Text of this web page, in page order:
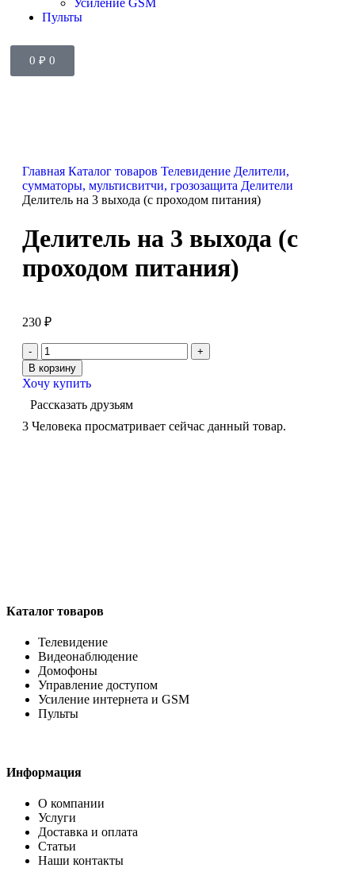
Усиление GSM
Пульты
0 ₽ 0
Главная Каталог товаров Телевидение Делители,
сумматоры, мультисвитчи, грозозащита Делители
Делитель на 3 выхода (с проходом питания)
Делитель на 3 выхода (с
проходом питания)
230 ₽
В корзину
Хочу купить
Рассказать друзьям
3 Человека просматривает сейчас данный товар.
Каталог товаров
Телевидение
Видеонаблюдение
Домофоны
Управление доступом
Усиление интернета и GSM
Пульты
Информация
О компании
Услуги
Доставка и оплата
Статьи
Наши контакты